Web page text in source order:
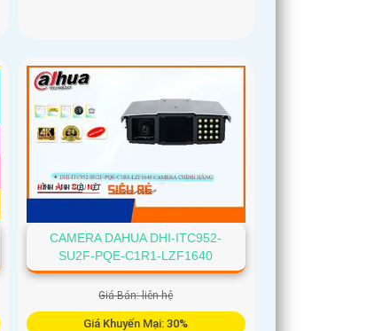
CAMERA DAHUA DHI-ITC952-
SU2F-PQE-C1R1-LZF1640
Giá Bán: liên hệ
Giá Khuyến Mại: 30%